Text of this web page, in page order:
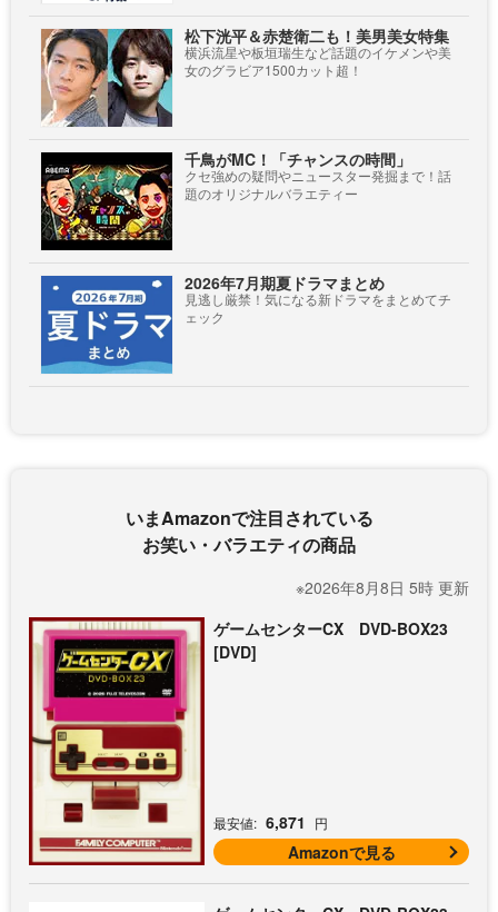
松下洸平＆赤楚衛二も！美男美女特集
横浜流星や板垣瑞生など話題のイケメンや美
女のグラビア1500カット超！
千鳥がMC！「チャンスの時間」
クセ強めの疑問やニュースター発掘まで！話
題のオリジナルバラエティー
2026年7月期夏ドラマまとめ
見逃し厳禁！気になる新ドラマをまとめてチ
ェック
いまAmazonで注目されている
お笑い・バラエティの商品
※2026年8月8日 5時 更新
ゲームセンターCX DVD-BOX23
[DVD]
最安値: 6,871 円
Amazonで見る